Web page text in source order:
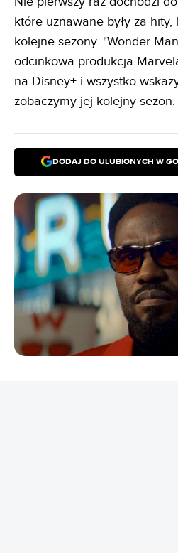
które uznawane były za
kolejne sezony. "Wonder
odcinkowa produkcja
na Disney+ i wszystko
zobaczymy jej kolejny sezon.
DODAJ DO ULUBIONYCH W